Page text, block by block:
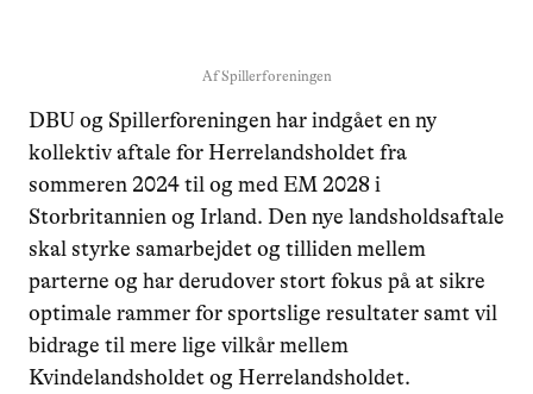
AfSpillerforeningen
DBU og Spillerforeningen har indgået en ny
kollektiv aftale for Herrelandsholdet fra
sommeren 2024 til og med EM 2028 i
Storbritannien og Irland. Den nye landsholdsaftale
skal styrke samarbejdet og tilliden mellem
parterne og har derudover stort fokus på at sikre
optimale rammer for sportslige resultater samt vil
bidrage til mere lige vilkår mellem
Kvindelandsholdet og Herrelandsholdet.